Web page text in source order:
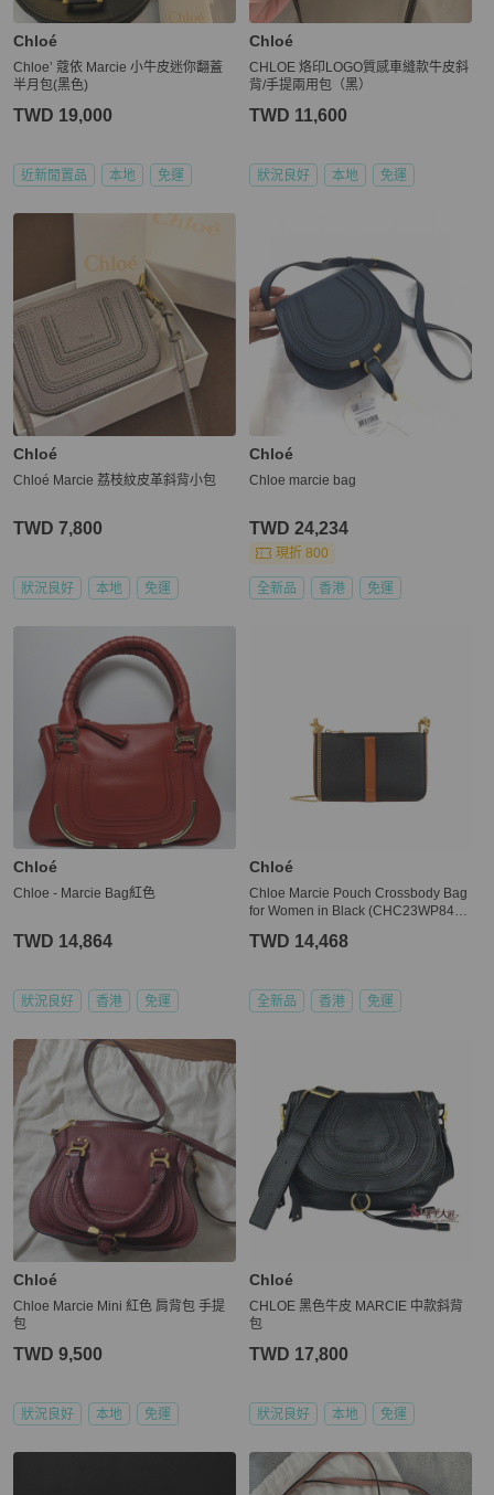
Chloé
Chloe’ 蔻依 Marcie 小牛皮迷你翻蓋
半月包(黑色)
TWD 19,000
近新閒置品 本地 免運
Chloé
CHLOE 烙印LOGO質感車縫款牛皮斜
背/手提兩用包（黑）
TWD 11,600
狀況良好 本地 免運
Chloé
Chloé Marcie 荔枝紋皮革斜背小包
TWD 7,800
狀況良好 本地 免運
Chloé
Chloe marcie bag
TWD 24,234
現折 800
全新品 香港 免運
Chloé
Chloe - Marcie Bag紅色
TWD 14,864
狀況良好 香港 免運
Chloé
Chloe Marcie Pouch Crossbody Bag
for Women in Black (CHC23WP849L
TWD 14,468
全新品 香港 免運
Chloé
Chloe Marcie Mini 紅色 肩背包 手提
包
TWD 9,500
狀況良好 本地 免運
Chloé
CHLOE 黑色牛皮 MARCIE 中款斜背
包
TWD 17,800
狀況良好 本地 免運